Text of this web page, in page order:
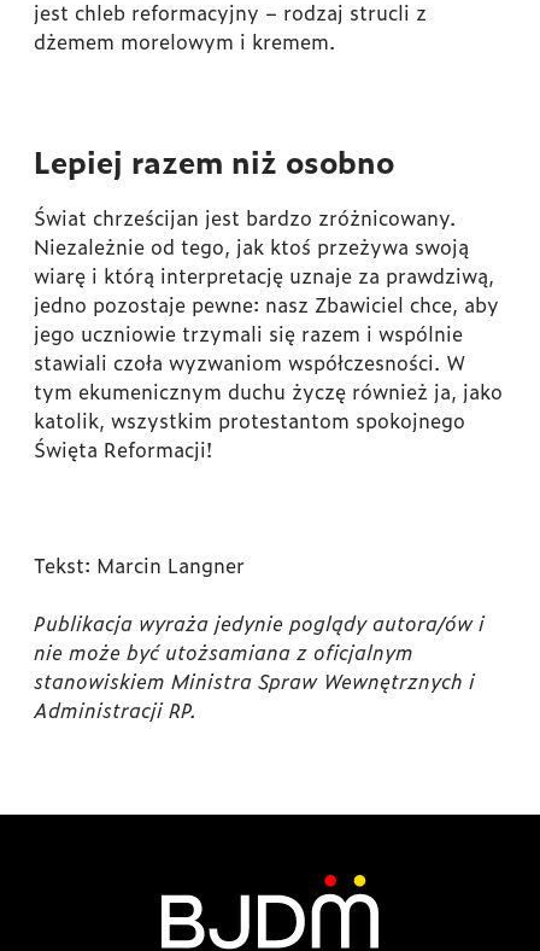
jest chleb reformacyjny – rodzaj strucli z
dżemem morelowym i kremem.
Lepiej razem niż osobno
Świat chrześcijan jest bardzo zróżnicowany.
Niezależnie od tego, jak ktoś przeżywa swoją
wiarę i którą interpretację uznaje za prawdziwą,
jedno pozostaje pewne: nasz Zbawiciel chce, aby
jego uczniowie trzymali się razem i wspólnie
stawiali czoła wyzwaniom współczesności. W
tym ekumenicznym duchu życzę również ja, jako
katolik, wszystkim protestantom spokojnego
Święta Reformacji!
Tekst: Marcin Langner
Publikacja wyraża jedynie poglądy autora/ów i
nie może być utożsamiana z oficjalnym
stanowiskiem Ministra Spraw Wewnętrznych i
Administracji RP.